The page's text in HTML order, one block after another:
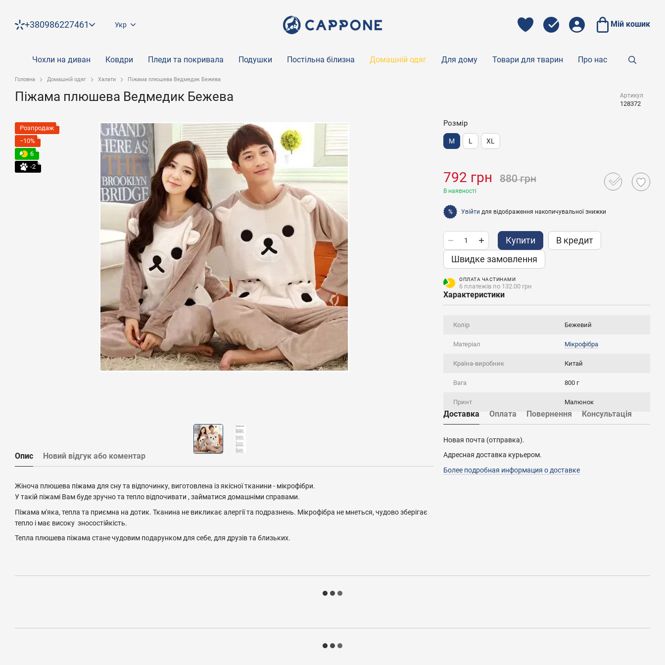
+380986227461 Укр Мій кошик
Чохли на диван Ковдри Пледи та покривала Подушки Постільна білизна Домашній одяг Для дому Товари для тварин Про нас
Головна Домашній одяг Халати Піжама плюшева Ведмедик Бежева
Піжама плюшева Ведмедик Бежева Артикул
128372
Розпродаж
−10%
6
-2
Опис Новий відгук або коментар
Жіноча плюшева піжама для сну та відпочинку, виготовлена із якісної тканини - мікрофібри.
У такій піжамі Вам буде зручно та тепло відпочивати , займатися домашніми справами.
Піжама м'яка, тепла та приємна на дотик. Тканина не викликає алергії та подразнень. Мікрофібра не мнеться, чудово зберігає
тепло і має високу зносостійкість.
Тепла плюшева піжама стане чудовим подарунком для себе, для друзів та близьких.
Розмір
M L XL
792 грн 880 грн
В наявності
% Увійти для відображення накопичувальної знижки
Купити
В кредит
Швидке замовлення
ОПЛАТА ЧАСТИНАМИ
6 платежів по 132.00 грн
Характеристики
Колір Бежевий
Матеріал Мікрофібра
Країна-виробник Китай
Вага 800 г
Принт Малюнок
Доставка Оплата Повернення Консультація
Новая почта (отправка).
Адресная доставка курьером.
Более подробная информация о доставке